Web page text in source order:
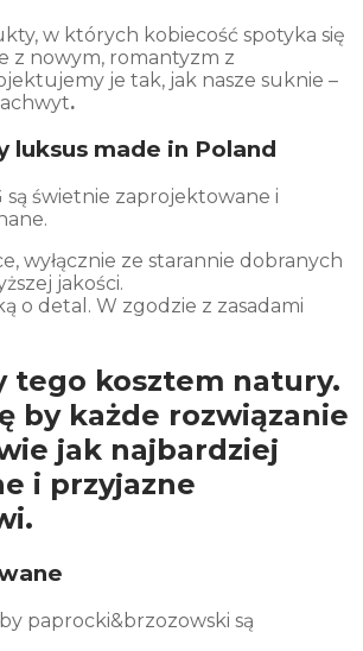
w których kobiecość spotyka się
z nowym, romantyzm z
je tak, jak nasze suknie –
.
luksus made in Poland
świetnie zaprojektowane i
wyłącznie ze starannie dobranych
jakości.
o detal. W zgodzie z zasadami
tego kosztem natury.
by każde rozwiązanie
jak najbardziej
i przyjazne
paprocki&brzozowski są